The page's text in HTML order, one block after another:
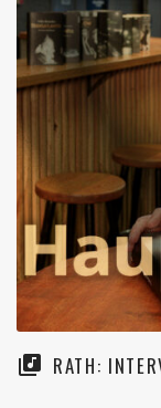
RATH: